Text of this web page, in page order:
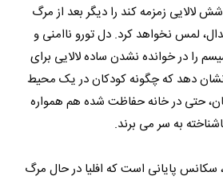
لالایی زمزمه کند را دیگر بعد از مرگ
لمس نخواهد کرد. دل تورو ناامنی و
را در خوانده نشدن ساده لالایی برای
دهد که چگونه کودکان در یک محیط
حتی در خانه حفاظت شده هم همواره
به سر می برند.
سکانس پایانی است که افلیا در حال مرگ